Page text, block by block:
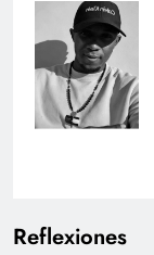
Reflexiones